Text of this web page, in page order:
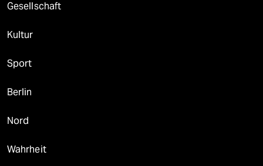
Gesellschaft
Kultur
Sport
Berlin
Nord
Wahrheit